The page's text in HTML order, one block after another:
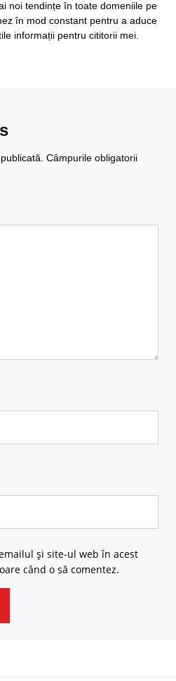
noi tendințe în toate domeniile pe
în mod constant pentru a aduce
informații pentru cititorii mei.
Câmpurile obligatorii
și site-ul web în acest
când o să comentez.